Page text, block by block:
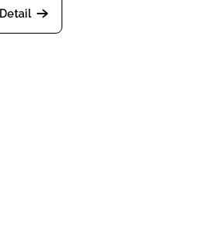
Detail